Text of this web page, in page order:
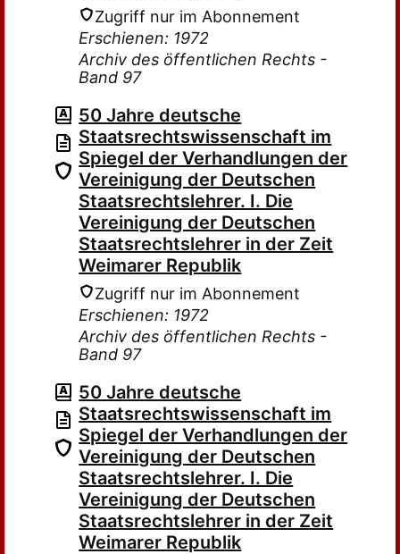
Zugriff nur im Abonnement
Erschienen: 1972
Archiv des öffentlichen Rechts -
Band 97
50 Jahre deutsche
Staatsrechtswissenschaft im
Spiegel der Verhandlungen der
Vereinigung der Deutschen
Staatsrechtslehrer. I. Die
Vereinigung der Deutschen
Staatsrechtslehrer in der Zeit
Weimarer Republik
Zugriff nur im Abonnement
Erschienen: 1972
Archiv des öffentlichen Rechts -
Band 97
50 Jahre deutsche
Staatsrechtswissenschaft im
Spiegel der Verhandlungen der
Vereinigung der Deutschen
Staatsrechtslehrer. I. Die
Vereinigung der Deutschen
Staatsrechtslehrer in der Zeit
Weimarer Republik